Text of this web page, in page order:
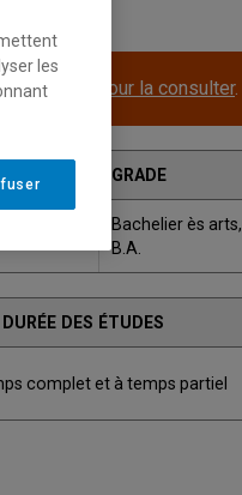
Cliquez ici pour la consulter.
GRADE
Bachelier ès arts,
B.A.
DES ÉTUDES
complet et à temps partiel
les